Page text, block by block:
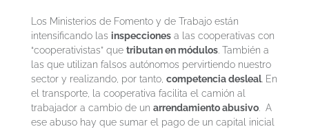
Los Ministerios de Fomento y de Trabajo están
intensificando las inspeccionesa las cooperativas con
“cooperativistas” que tributan en módulos. También a
las que utilizan falsos autónomos pervirtiendo nuestro
sector y realizando, por tanto, competencia desleal. En
el transporte, la cooperativa facilita el camión al
trabajador a cambio de un arrendamiento abusivo. A
ese abuso hay que sumar el pago de un capital inicial